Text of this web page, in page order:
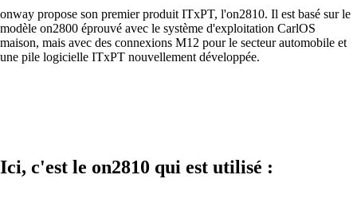
Intéressant également :
Achat de produits Cisco
Achat de produits Ruckus
onway propose son premier produit ITxPT, l'on2810. Il est basé sur le
modèle on2800 éprouvé avec le système d'exploitation CarlOS
maison, mais avec des connexions M12 pour le secteur automobile et
une pile logicielle ITxPT nouvellement développée.
Ici, c'est le on2810 qui est utilisé :